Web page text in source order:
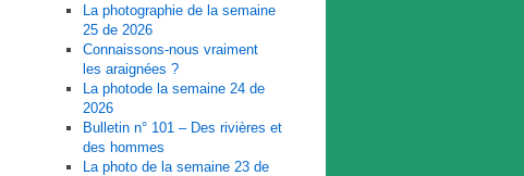
La photographie de la semaine
25 de 2026
Connaissons-nous vraiment
les araignées ?
La photode la semaine 24 de
2026
Bulletin n° 101 – Des rivières et
des hommes
La photo de la semaine 23 de